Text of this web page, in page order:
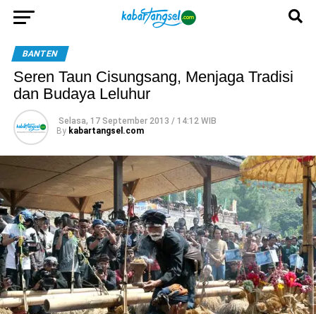
BANTEN
Seren Taun Cisungsang, Menjaga Tradisi
dan Budaya Leluhur
Selasa, 17 September 2013 / 14:12 WIB
By kabartangsel.com